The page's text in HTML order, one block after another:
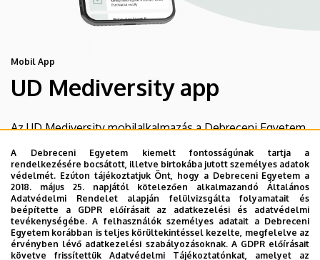
A Debreceni Egyetem kiemelt fontosságúnak tartja a
rendelkezésére bocsátott, illetve birtokába jutott személyes adatok
védelmét. Ezúton tájékoztatjuk Önt, hogy a Debreceni Egyetem a
2018. május 25. napjától kötelezően alkalmazandó Általános
Adatvédelmi Rendelet alapján felülvizsgálta folyamatait és
beépítette a GDPR előírásait az adatkezelési és adatvédelmi
tevékenységébe. A felhasználók személyes adatait a Debreceni
Egyetem korábban is teljes körültekintéssel kezelte, megfelelve az
érvényben lévő adatkezelési szabályozásoknak. A GDPR előírásait
követve frissítettük Adatvédelmi Tájékoztatónkat, amelyet az
Mobil App
UD Mediversity app
Az UD Mediversity mobilalkalmazás a Debreceni Egyetem
előremutató fejlesztése, melynek célja, hogy a betegek
és a hozzátartozók egyszerűen, gyorsan
eligazodhassanak a Klinikai Központ szolgáltatásai
között, mert az Ön egészsége a mi prioritásunk. A
Debreceni Egyetem egészségügyi ellátáskereső
alkalmazása lehetővé teszi felhasználói számára az
egyetem egészségügyi információihoz való naprakész